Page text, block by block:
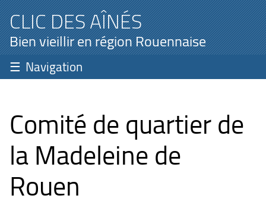
CLIC DES AÎNÉS
Bien vieillir en région Rouennaise
Navigation
Comité de quartier de
la Madeleine de
Rouen